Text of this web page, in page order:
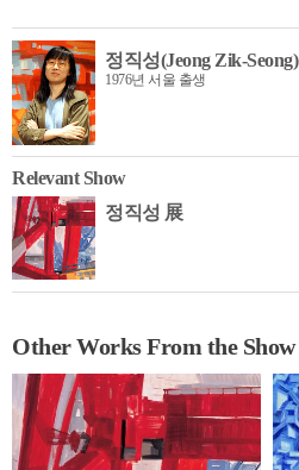
정직성(Jeong Zik-Seong)
1976년 서울 출생
Relevant Show
정직성 展
Other Works From the Show